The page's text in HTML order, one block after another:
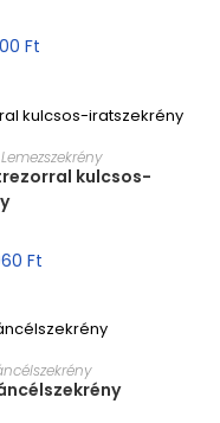
Ft
Lemezszekrény
kulcsos-
Ft